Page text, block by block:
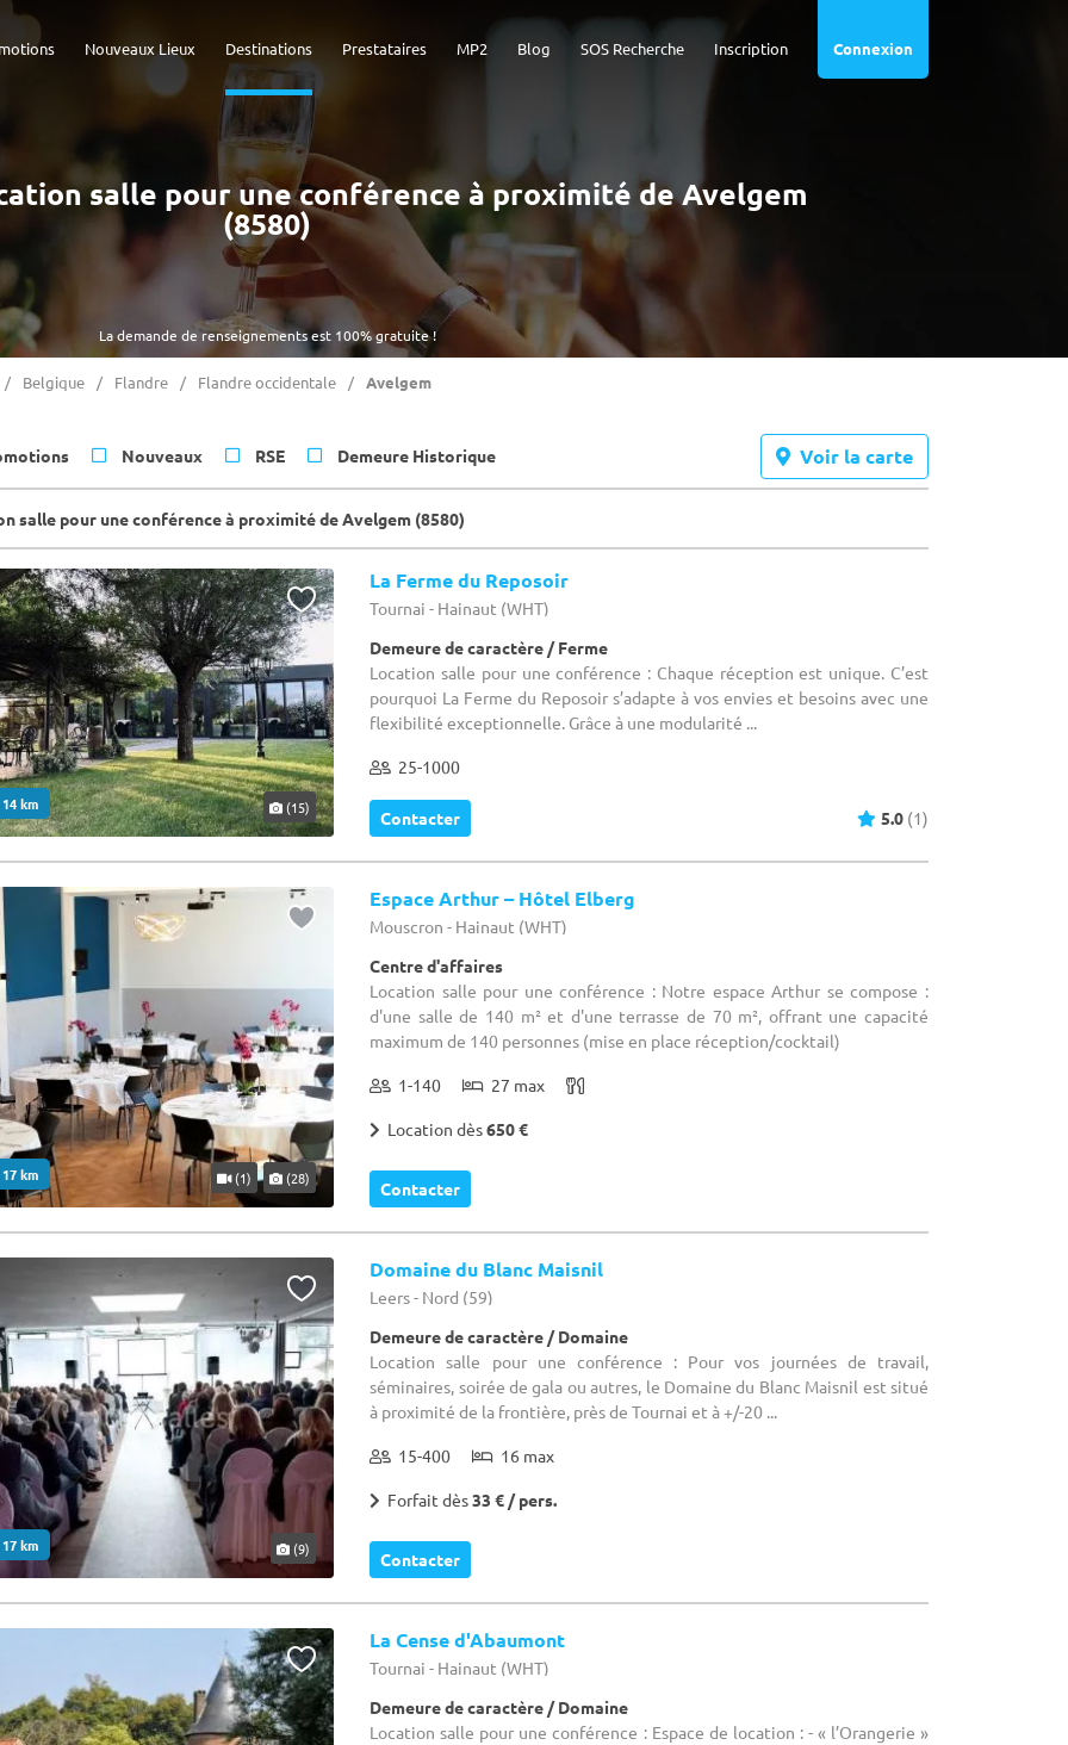
Connexion
Inscription
SOS Recherche
Blog
MP2
Prestataires
Destinations
Nouveaux Lieux
La demande de renseignements est 100% gratuite !
salle pour une conférence à proximité de Avelgem
(8580)
Belgique Flandre Flandre occidentale Avelgem
Nouveaux RSE Demeure Historique Voir la carte
salle pour une conférence à proximité de Avelgem (8580)
km (15)
La Ferme du Reposoir
Tournai - Hainaut (WHT)
Demeure de caractère / Ferme
Location salle pour une conférence : Chaque réception est unique. C’est
pourquoi La Ferme du Reposoir s’adapte à vos envies et besoins avec une
flexibilité exceptionnelle. Grâce à une modularité ...
25-1000
Contacter 5.0 (1)
km (1) (28)
Espace Arthur – Hôtel Elberg
Mouscron - Hainaut (WHT)
Centre d'affaires
Location salle pour une conférence : Notre espace Arthur se compose :
d'une salle de 140 m² et d'une terrasse de 70 m², offrant une capacité
maximum de 140 personnes (mise en place réception/cocktail)
1-140 27 max
Location dès650 €
Contacter
km (9)
Domaine du Blanc Maisnil
Leers - Nord (59)
Demeure de caractère / Domaine
Location salle pour une conférence : Pour vos journées de travail,
séminaires, soirée de gala ou autres, le Domaine du Blanc Maisnil est situé
à proximité de la frontière, près de Tournai et à +/-20 ...
15-400 16 max
Forfait dès33 € / pers.
Contacter
La Cense d'Abaumont
Tournai - Hainaut (WHT)
Demeure de caractère / Domaine
Location salle pour une conférence : Espace de location : - « l’Orangerie »